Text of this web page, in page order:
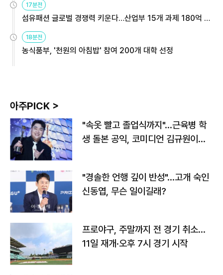
17분전
섬유패션 글로벌 경쟁력 키운다…산업부 15개 과제 180억 지
원
18분전
농식품부, '천원의 아침밥' 참여 200개 대학 선정
아주PICK >
"속옷 빨고 졸업식까지"…근육병 학
생 돌본 공익, 코미디언 김규원이었
"경솔한 언행 깊이 반성"…고개 숙인
신동엽, 무슨 일이길래?
프로야구, 주말까지 전 경기 취소…
11일 재개·오후 7시 경기 시작